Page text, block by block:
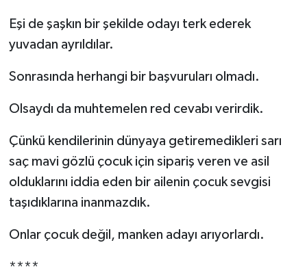
Eşi de şaşkın bir şekilde odayı terk ederek
yuvadan ayrıldılar.
Sonrasında herhangi bir başvuruları olmadı.
Olsaydı da muhtemelen red cevabı verirdik.
Çünkü kendilerinin dünyaya getiremedikleri sarı
saç mavi gözlü çocuk için sipariş veren ve asil
olduklarını iddia eden bir ailenin çocuk sevgisi
taşıdıklarına inanmazdık.
Onlar çocuk değil, manken adayı arıyorlardı.
****